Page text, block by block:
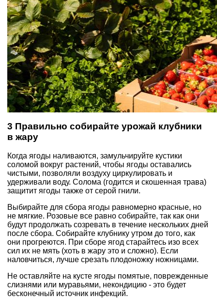
3 Правильно собирайте урожай клубники
в жару
Когда ягоды наливаются, замульчируйте кустики
соломой вокруг растений, чтобы ягоды оставались
чистыми, позволяли воздуху циркулировать и
удерживали воду. Солома (годится и скошенная трава)
защитит ягоды также от серой гнили.
Выбирайте для сбора ягоды равномерно красные, но
не мягкие. Розовые все равно собирайте, так как они
будут продолжать созревать в течение нескольких дней
после сбора. Собирайте клубнику утром до того, как
они прогреются. При сборе ягод старайтесь изо всех
сил их не мять (хоть в жару это и сложно). Если
наловчиться, лучше срезать плодоножку ножницами.
Не оставляйте на кусте ягоды помятые, поврежденные
слизнями или муравьями, некондицию - это будет
бесконечный источник инфекций.